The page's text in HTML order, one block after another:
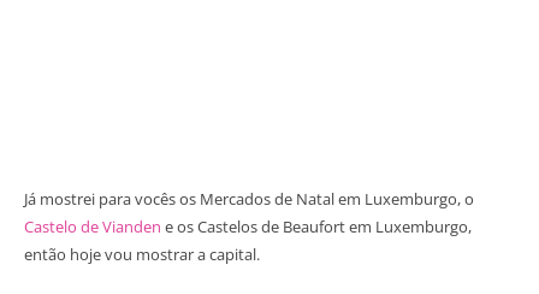
Já mostrei para vocês os Mercados de Natal em Luxemburgo, o
Castelo de Vianden e os Castelos de Beaufort em Luxemburgo,
então hoje vou mostrar a capital.